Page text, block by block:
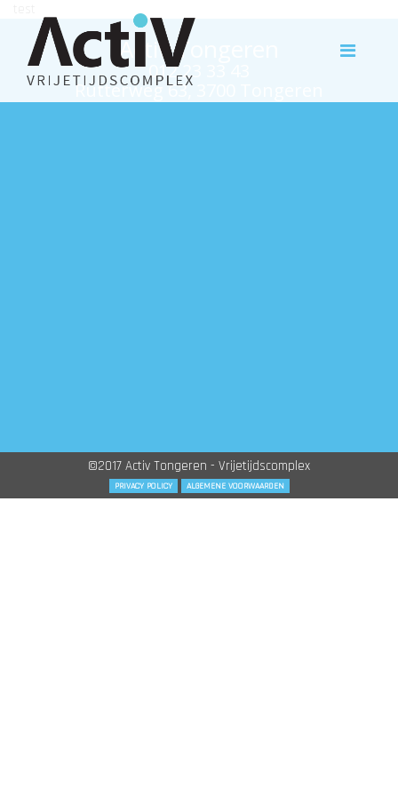
Activ Tongeren
012 23 33 43
Rutterweg 63, 3700 Tongeren
©2017 Activ Tongeren - Vrijetijdscomplex
PRIVACY POLICY ALGEMENE VOORWAARDEN